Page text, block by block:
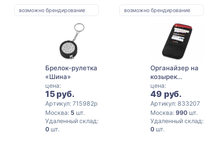
возможно брендирование
Брелок-рулетка
«Шина»
цена:
15 руб.
Артикул: 715982p
Москва: 5 шт.
Удаленный склад:
0шт.
возможно брендирование
Органайзер на
козырек
автомобиля
цена:
49 руб.
Артикул: 833207
Москва:990 шт.
Удаленный склад:
0 шт.